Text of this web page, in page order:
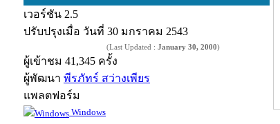
เวอร์ชัน 2.5
ปรับปรุงเมื่อ วันที่ 30 มกราคม 2543
(Last Updated : January 30, 2000)
ผู้เข้าชม 41,345 ครั้ง
ผู้พัฒนา พีรภัทร์ สว่างเพียร
แพลตฟอร์ม
Windows